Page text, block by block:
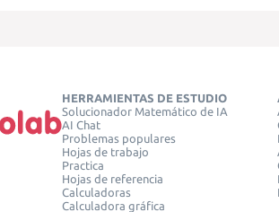
HERRAMIENTAS DE ESTUDIO
Solucionador Matemático de IA
AI Chat
Problemas populares
Hojas de trabajo
Practica
Hojas de referencia
Calculadoras
Calculadora gráfica